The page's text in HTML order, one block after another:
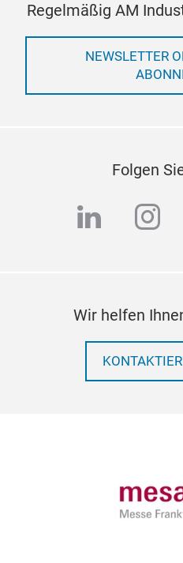
Regelmäßig AM
NEWSLETTER
Folgen
linkedin
Wir helfen